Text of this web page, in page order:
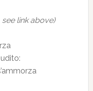
see link above)
udito: